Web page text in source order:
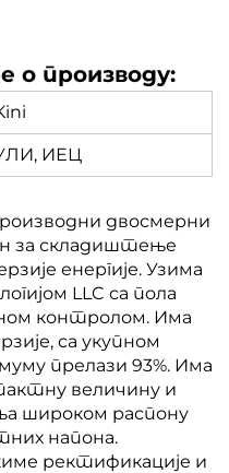
о производу:
ИЕЦ
двосмерни
за складиштење
енергије. Узима
LLC са пола
контролом. Има
са укупном
прелази 93%. Има
величину и
широком распону
напона.
ректификације и